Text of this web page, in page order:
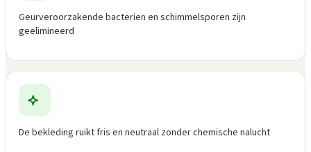
Geurveroorzakende bacterien en schimmelsporen zijn
geelimineerd
De bekleding ruikt fris en neutraal zonder chemische nalucht